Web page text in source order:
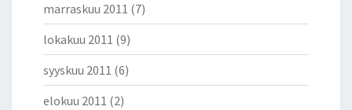
marraskuu 2011 (7)
lokakuu 2011 (9)
syyskuu 2011 (6)
elokuu 2011 (2)